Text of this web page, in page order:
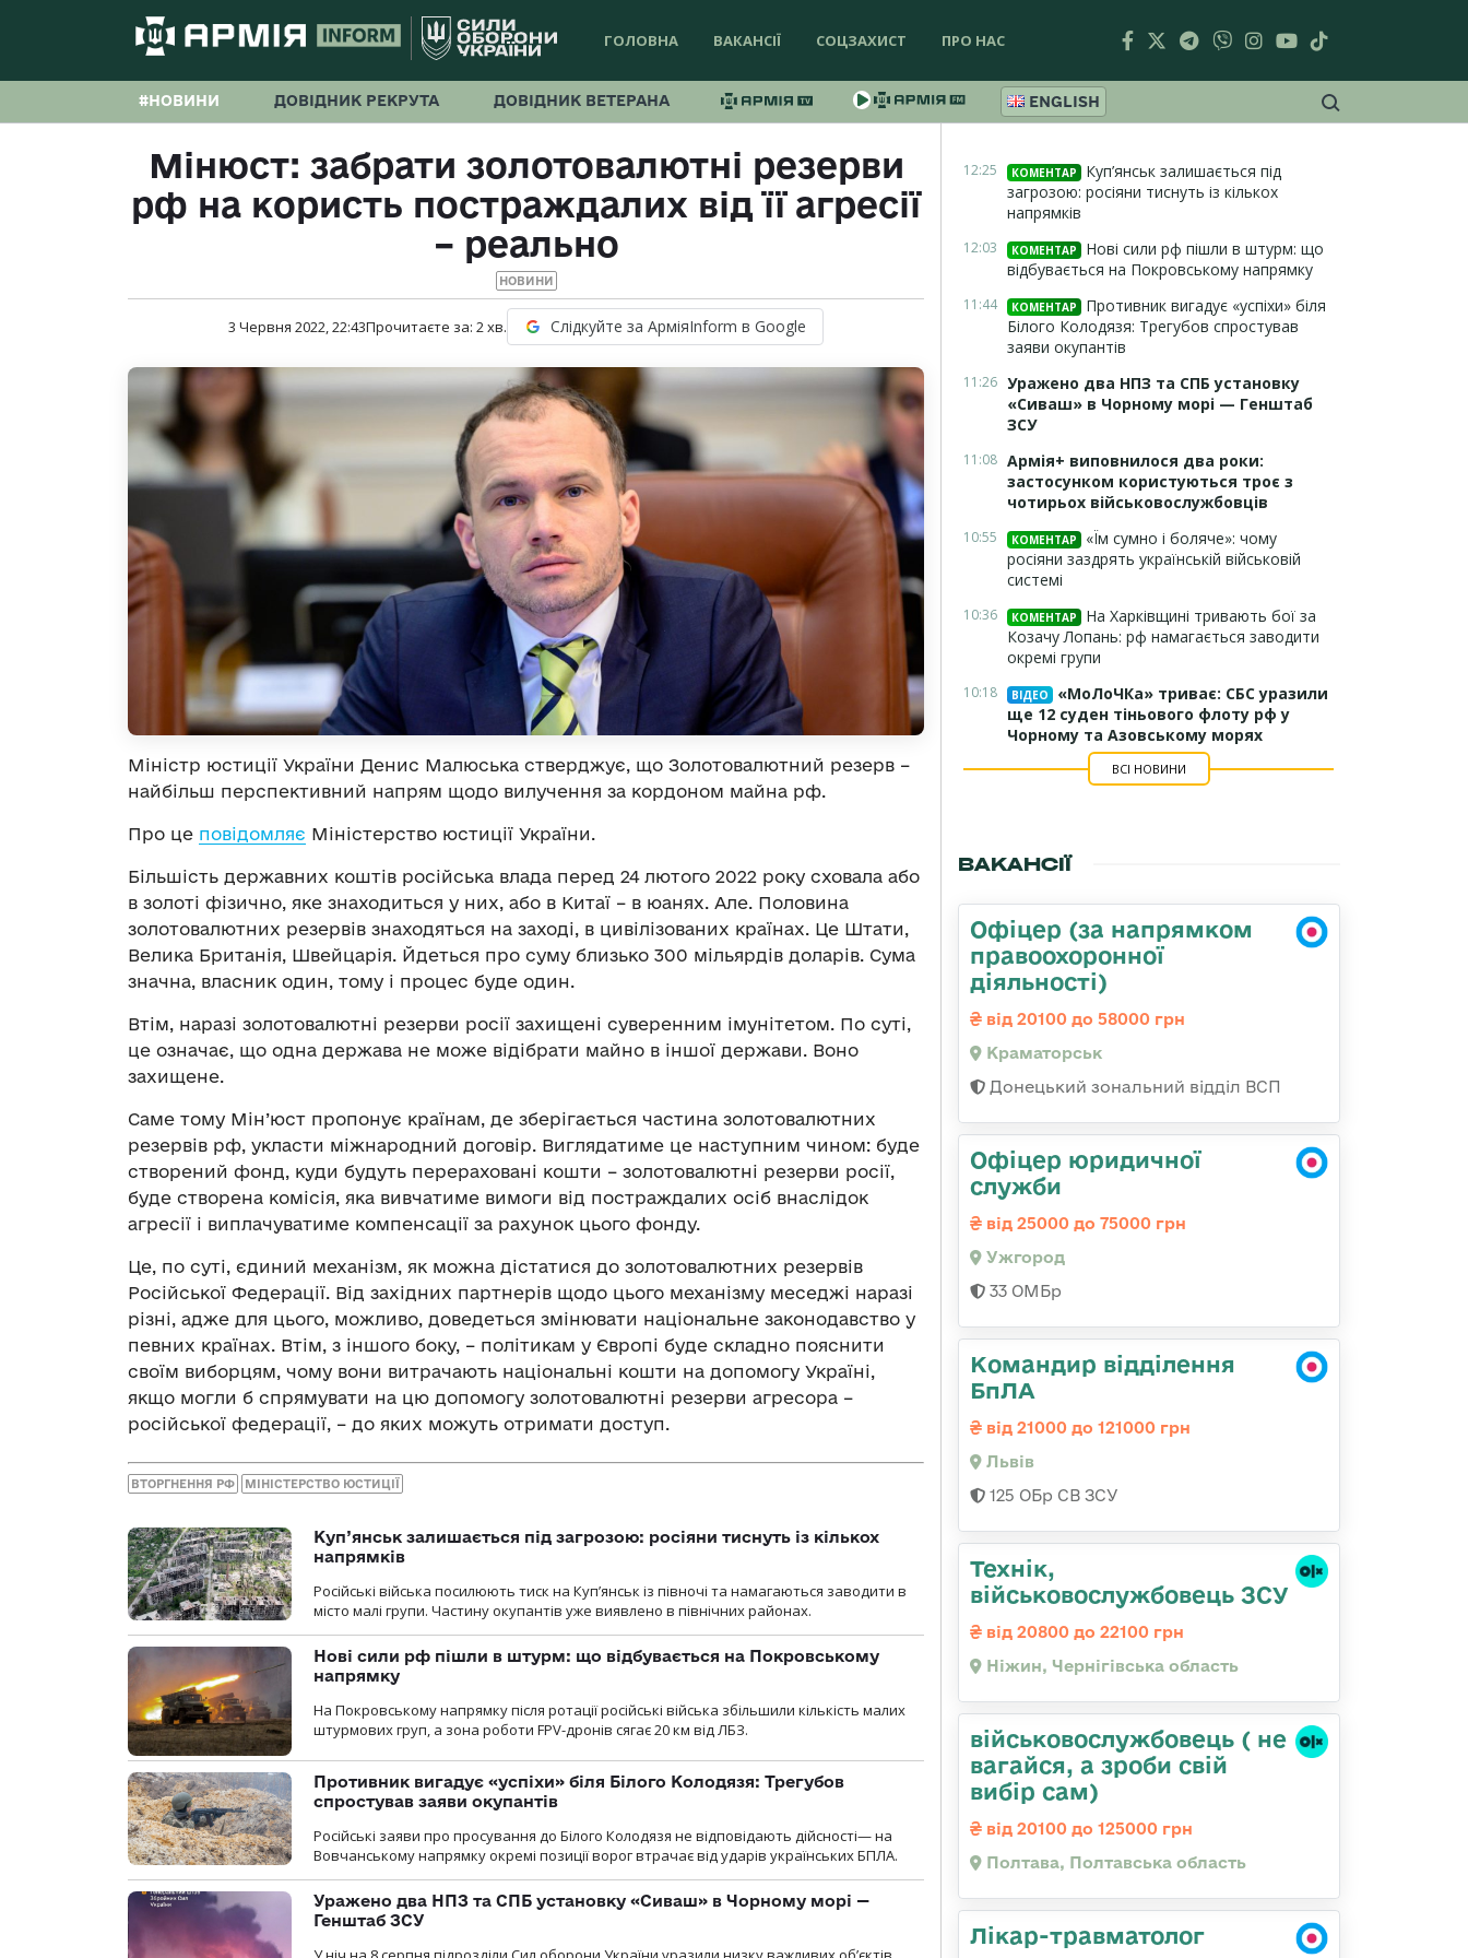
ГОЛОВНА ВАКАНСІЇ СОЦЗАХИСТ ПРО НАС
#НОВИНИ ДОВІДНИК РЕКРУТА ДОВІДНИК ВЕТЕРАНА ENGLISH
Мінюст: забрати золотовалютні резерви
рф на користь постраждалих від її агресії
– реально
НОВИНИ
3 Червня 2022, 22:43Прочитаєте за: 2хв. Слідкуйте за АрміяInform в Google
Міністр юстиції України Денис Малюська стверджує, що Золотовалютний резерв –
найбільш перспективний напрям щодо вилучення за кордоном майна рф.
Про це повідомляє Міністерство юстиції України.
Більшість державних коштів російська влада перед 24 лютого 2022 року сховала або
в золоті фізично, яке знаходиться у них, або в Китаї – в юанях. Але. Половина
золотовалютних резервів знаходяться на заході, в цивілізованих країнах. Це Штати,
Велика Британія, Швейцарія. Йдеться про суму близько 300 мільярдів доларів. Сума
значна, власник один, тому і процес буде один.
Втім, наразі золотовалютні резерви росії захищені суверенним імунітетом. По суті,
це означає, що одна держава не може відібрати майно в іншої держави. Воно
захищене.
Саме тому Мін’юст пропонує країнам, де зберігається частина золотовалютних
резервів рф, укласти міжнародний договір. Виглядатиме це наступним чином: буде
створений фонд, куди будуть перераховані кошти – золотовалютні резерви росії,
буде створена комісія, яка вивчатиме вимоги від постраждалих осіб внаслідок
агресії і виплачуватиме компенсації за рахунок цього фонду.
Це, по суті, єдиний механізм, як можна дістатися до золотовалютних резервів
Російської Федерації. Від західних партнерів щодо цього механізму меседжі наразі
різні, адже для цього, можливо, доведеться змінювати національне законодавство у
певних країнах. Втім, з іншого боку, – політикам у Європі буде складно пояснити
своїм виборцям, чому вони витрачають національні кошти на допомогу Україні,
якщо могли б спрямувати на цю допомогу золотовалютні резерви агресора –
російської федерації, – до яких можуть отримати доступ.
ВТОРГНЕННЯ РФ МІНІСТЕРСТВО ЮСТИЦІЇ
Куп’янськ залишається під загрозою: росіяни тиснуть із кількох
напрямків
Російські війська посилюють тиск на Куп’янськ із півночі та намагаються заводити в
місто малі групи. Частину окупантів уже виявлено в північних районах.
Нові сили рф пішли в штурм: що відбувається на Покровському
напрямку
На Покровському напрямку після ротації російські війська збільшили кількість малих
штурмових груп, а зона роботи FPV-дронів сягає 20 км від ЛБЗ.
Противник вигадує «успіхи» біля Білого Колодязя: Трегубов
спростував заяви окупантів
Російські заяви про просування до Білого Колодязя не відповідають дійсності— на
Вовчанському напрямку окремі позиції ворог втрачає від ударів українських БПЛА.
Уражено два НПЗ та СПБ установку «Сиваш» в Чорному морі —
Генштаб ЗСУ
12:25 КОМЕНТАР
Куп’янськ залишається під
загрозою: росіяни тиснуть із кількох
напрямків
12:03 КОМЕНТАР
Нові сили рф пішли в штурм: що
відбувається на Покровському напрямку
11:44 КОМЕНТАР
Противник вигадує «успіхи» біля
Білого Колодязя: Трегубов спростував
заяви окупантів
11:26 Уражено два НПЗ та СПБ установку
«Сиваш» в Чорному морі — Генштаб
ЗСУ
11:08 Армія+ виповнилося два роки:
застосунком користуються троє з
чотирьох військовослужбовців
10:55 КОМЕНТАР
«Їм сумно і боляче»: чому
росіяни заздрять українській військовій
системі
10:36 КОМЕНТАР
На Харківщині тривають бої за
Козачу Лопань: рф намагається заводити
окремі групи
10:18 ВІДЕО
«МоЛоЧКа» триває: СБС уразили
ще 12 суден тіньового флоту рф у
Чорному та Азовському морях
ВСІ НОВИНИ
ВАКАНСІЇ
Офіцер (за напрямком
правоохоронної
діяльності)
від 20100 до 58000 грн
Краматорськ
Донецький зональний відділ ВСП
Офіцер юридичної
служби
від 25000 до 75000 грн
Ужгород
33 ОМБр
Командир відділення
БпЛА
від 21000 до 121000 грн
Львів
125 ОБр СВ ЗСУ
Технік,
військовослужбовець ЗСУ
від 20800 до 22100 грн
Ніжин, Чернігівська область
військовослужбовець ( не
вагайся, а зроби свій
вибір сам)
від 20100 до 125000 грн
Полтава, Полтавська область
Лікар-травматолог